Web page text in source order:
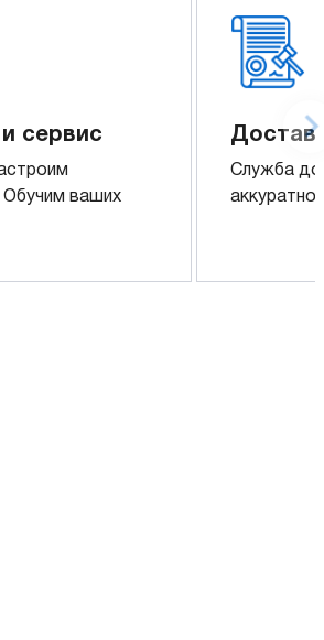
сервис
ваших
Служба
аккуратно